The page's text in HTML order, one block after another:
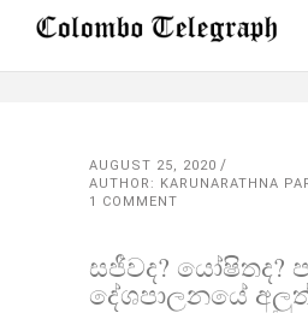
AUGUST 25, 2020
AUTHOR: KARUNARATHNA
1 COMMENT
සජීවද? යෝෂිතද?
දේශපාලනයේ